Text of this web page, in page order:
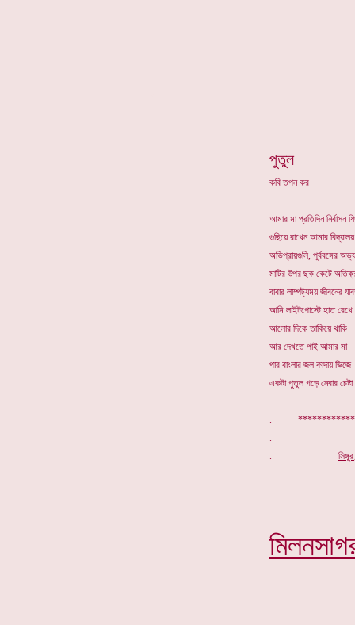
পুতুল
কবি তপন কর
আমার মা প্রতিদিন নির্বাসন
গুছিয়ে রাখেন আমার
অভিপ্রায়গুলি, পূর্ববঙ্গের
মাটির উপর ছক কেটে
বাবার লাম্পট্যময় জীবনের
আমি লাইটপোস্টে হাত রেখে
আলোর দিকে তাকিয়ে থাকি
আর দেখতে পাই আমার মা
পার বাংলার জল কাদায় ভিজে
একটা পুতুল গড়ে নেবার
.
.